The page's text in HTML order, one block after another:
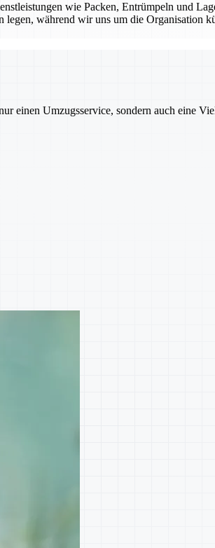
wie Packen, Entrümpeln und
während wir uns um die Organisation
einen Umzugsservice, sondern auch eine